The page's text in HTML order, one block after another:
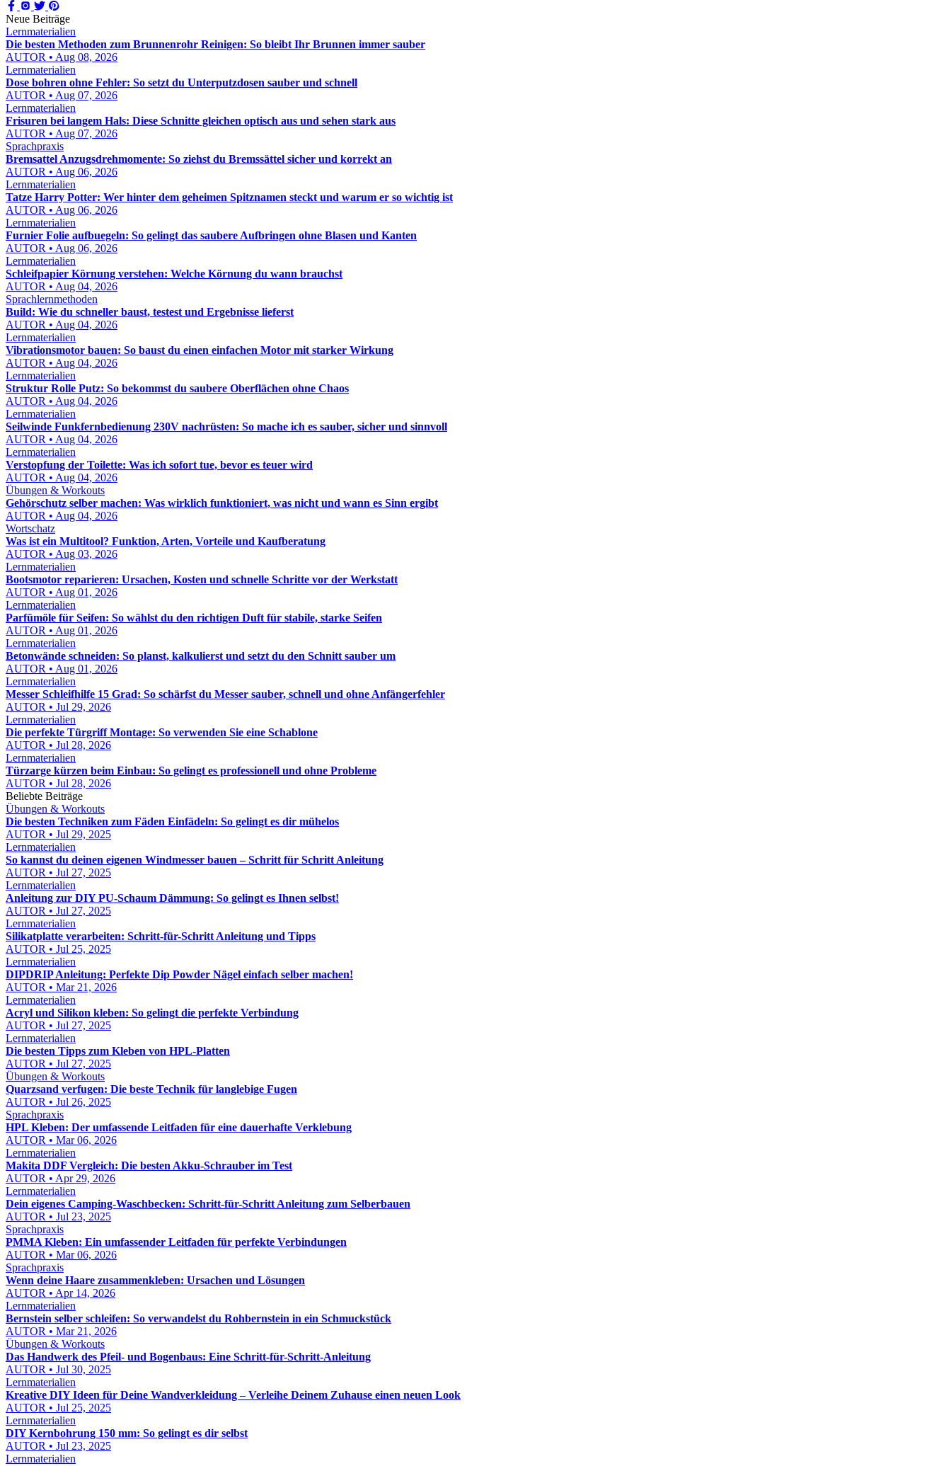
Neue Beiträge
Lernmaterialien
Die besten Methoden zum Brunnenrohr Reinigen: So bleibt Ihr Brunnen immer sauber
AUTOR • Aug 08, 2026
Lernmaterialien
Dose bohren ohne Fehler: So setzt du Unterputzdosen sauber und schnell
AUTOR • Aug 07, 2026
Lernmaterialien
Frisuren bei langem Hals: Diese Schnitte gleichen optisch aus und sehen stark aus
AUTOR • Aug 07, 2026
Sprachpraxis
Bremsattel Anzugsdrehmomente: So ziehst du Bremssättel sicher und korrekt an
AUTOR • Aug 06, 2026
Lernmaterialien
Tatze Harry Potter: Wer hinter dem geheimen Spitznamen steckt und warum er so wichtig ist
AUTOR • Aug 06, 2026
Lernmaterialien
Furnier Folie aufbuegeln: So gelingt das saubere Aufbringen ohne Blasen und Kanten
AUTOR • Aug 06, 2026
Lernmaterialien
Schleifpapier Körnung verstehen: Welche Körnung du wann brauchst
AUTOR • Aug 04, 2026
Sprachlernmethoden
Build: Wie du schneller baust, testest und Ergebnisse lieferst
AUTOR • Aug 04, 2026
Lernmaterialien
Vibrationsmotor bauen: So baust du einen einfachen Motor mit starker Wirkung
AUTOR • Aug 04, 2026
Lernmaterialien
Struktur Rolle Putz: So bekommst du saubere Oberflächen ohne Chaos
AUTOR • Aug 04, 2026
Lernmaterialien
Seilwinde Funkfernbedienung 230V nachrüsten: So mache ich es sauber, sicher und sinnvoll
AUTOR • Aug 04, 2026
Lernmaterialien
Verstopfung der Toilette: Was ich sofort tue, bevor es teuer wird
AUTOR • Aug 04, 2026
Übungen & Workouts
Gehörschutz selber machen: Was wirklich funktioniert, was nicht und wann es Sinn ergibt
AUTOR • Aug 04, 2026
Wortschatz
Was ist ein Multitool? Funktion, Arten, Vorteile und Kaufberatung
AUTOR • Aug 03, 2026
Lernmaterialien
Bootsmotor reparieren: Ursachen, Kosten und schnelle Schritte vor der Werkstatt
AUTOR • Aug 01, 2026
Lernmaterialien
Parfümöle für Seifen: So wählst du den richtigen Duft für stabile, starke Seifen
AUTOR • Aug 01, 2026
Lernmaterialien
Betonwände schneiden: So planst, kalkulierst und setzt du den Schnitt sauber um
AUTOR • Aug 01, 2026
Lernmaterialien
Messer Schleifhilfe 15 Grad: So schärfst du Messer sauber, schnell und ohne Anfängerfehler
AUTOR • Jul 29, 2026
Lernmaterialien
Die perfekte Türgriff Montage: So verwenden Sie eine Schablone
AUTOR • Jul 28, 2026
Lernmaterialien
Türzarge kürzen beim Einbau: So gelingt es professionell und ohne Probleme
AUTOR • Jul 28, 2026
Beliebte Beiträge
Übungen & Workouts
Die besten Techniken zum Fäden Einfädeln: So gelingt es dir mühelos
AUTOR • Jul 29, 2025
Lernmaterialien
So kannst du deinen eigenen Windmesser bauen – Schritt für Schritt Anleitung
AUTOR • Jul 27, 2025
Lernmaterialien
Anleitung zur DIY PU-Schaum Dämmung: So gelingt es Ihnen selbst!
AUTOR • Jul 27, 2025
Lernmaterialien
Silikatplatte verarbeiten: Schritt-für-Schritt Anleitung und Tipps
AUTOR • Jul 25, 2025
Lernmaterialien
DIPDRIP Anleitung: Perfekte Dip Powder Nägel einfach selber machen!
AUTOR • Mar 21, 2026
Lernmaterialien
Acryl und Silikon kleben: So gelingt die perfekte Verbindung
AUTOR • Jul 27, 2025
Lernmaterialien
Die besten Tipps zum Kleben von HPL-Platten
AUTOR • Jul 27, 2025
Übungen & Workouts
Quarzsand verfugen: Die beste Technik für langlebige Fugen
AUTOR • Jul 26, 2025
Sprachpraxis
HPL Kleben: Der umfassende Leitfaden für eine dauerhafte Verklebung
AUTOR • Mar 06, 2026
Lernmaterialien
Makita DDF Vergleich: Die besten Akku-Schrauber im Test
AUTOR • Apr 29, 2026
Lernmaterialien
Dein eigenes Camping-Waschbecken: Schritt-für-Schritt Anleitung zum Selberbauen
AUTOR • Jul 23, 2025
Sprachpraxis
PMMA Kleben: Ein umfassender Leitfaden für perfekte Verbindungen
AUTOR • Mar 06, 2026
Sprachpraxis
Wenn deine Haare zusammenkleben: Ursachen und Lösungen
AUTOR • Apr 14, 2026
Lernmaterialien
Bernstein selber schleifen: So verwandelst du Rohbernstein in ein Schmuckstück
AUTOR • Mar 21, 2026
Übungen & Workouts
Das Handwerk des Pfeil- und Bogenbaus: Eine Schritt-für-Schritt-Anleitung
AUTOR • Jul 30, 2025
Lernmaterialien
Kreative DIY Ideen für Deine Wandverkleidung – Verleihe Deinem Zuhause einen neuen Look
AUTOR • Jul 25, 2025
Lernmaterialien
DIY Kernbohrung 150 mm: So gelingt es dir selbst
AUTOR • Jul 23, 2025
Lernmaterialien